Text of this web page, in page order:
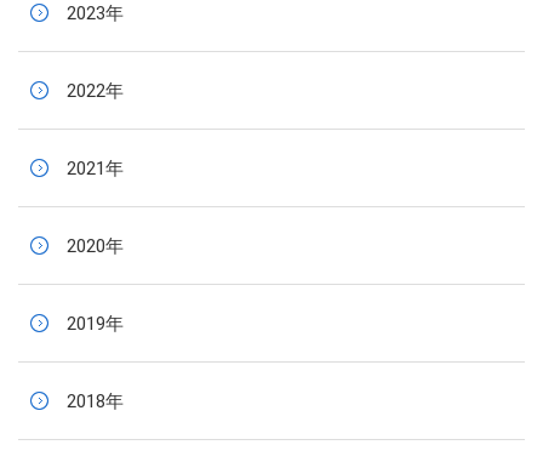
2023年
2022年
2021年
2020年
2019年
2018年